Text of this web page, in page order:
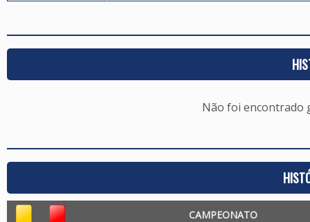
Não foi encontrado
CAMPEONATO